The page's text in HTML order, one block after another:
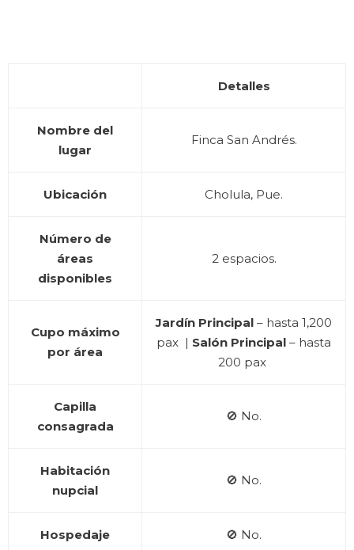
Detalles
Nombre del
lugar
Finca San Andrés.
Ubicación Cholula, Pue.
Número de
áreas
disponibles
2 espacios.
Cupo máximo
por área
Jardín Principal – hasta 1,200
pax | Salón Principal – hasta
200 pax
Capilla
consagrada
🚫 No.
Habitación
nupcial
🚫 No.
Hospedaje 🚫 No.